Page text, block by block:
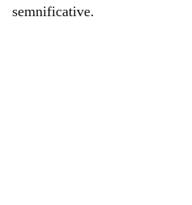
semnificative.